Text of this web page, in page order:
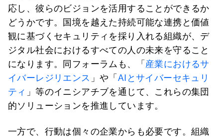
応し、彼らのビジョンを活用することができるか
どうかです。国境を越えた持続可能な連携と価値
観に基づくセキュリティを採り入れる組織が、デ
ジタル社会におけるすべての人の未来を守ること
になります。同フォーラムも、「産業におけるサ
イバーレジリエンス 」や「AIとサイバーセキュリ
ティ 」等のイニシアチブを通じて、これらの集団
的ソリューションを推進しています。
一方で、行動は個々の企業からも必要です。組織